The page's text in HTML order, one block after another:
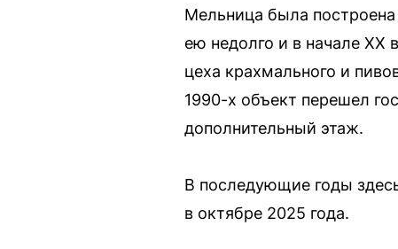
Мельница была
ею недолго и в начале XX
цеха крахмального и
1990-х объект перешел
дополнительный этаж.
В последующие годы
в октябре 2025 года.